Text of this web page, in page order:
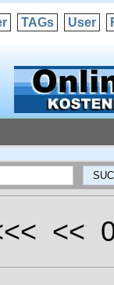
TAGs User
<<